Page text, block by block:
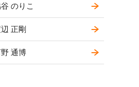
谷 のりこ
正剛
通博